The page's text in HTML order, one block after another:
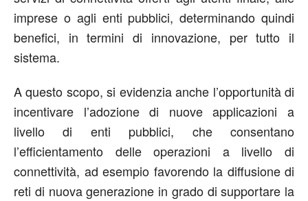
imprese o agli enti pubblici, determinando quindi
benefici, in termini di innovazione, per tutto il
sistema.
A questo scopo, si evidenzia anche l’opportunità di
incentivare l’adozione di nuove applicazioni a
livello di enti pubblici, che consentano
l’efficientamento delle operazioni a livello di
connettività, ad esempio favorendo la diffusione di
reti di nuova generazione in grado di supportare la